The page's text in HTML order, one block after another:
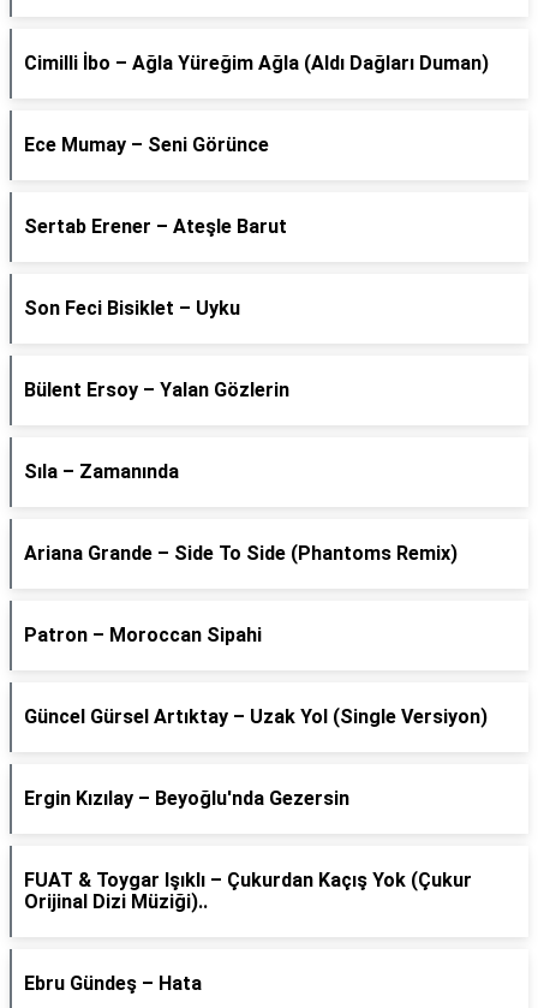
Cimilli İbo – Ağla Yüreğim Ağla (Aldı Dağları Duman)
Ece Mumay – Seni Görünce
Sertab Erener – Ateşle Barut
Son Feci Bisiklet – Uyku
Bülent Ersoy – Yalan Gözlerin
Sıla – Zamanında
Ariana Grande – Side To Side (Phantoms Remix)
Patron – Moroccan Sipahi
Güncel Gürsel Artıktay – Uzak Yol (Single Versiyon)
Ergin Kızılay – Beyoğlu'nda Gezersin
FUAT & Toygar Işıklı – Çukurdan Kaçış Yok (Çukur
Orijinal Dizi Müziği)..
Ebru Gündeş – Hata